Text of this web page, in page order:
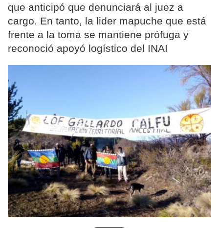
que anticipó que denunciará al juez a
cargo. En tanto, la lider mapuche que está
frente a la toma se mantiene prófuga y
reconoció apoyó logístico del INAI